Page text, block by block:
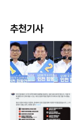
추천기사